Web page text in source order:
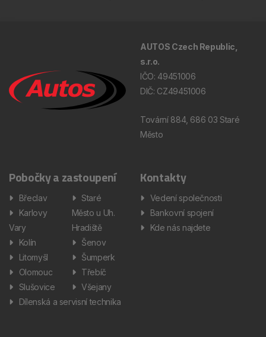
AUTOS Czech Republic,
s.r.o.
IČO: 49451006
DIČ: CZ49451006
Tovární 884, 686 03 Staré
Město
Pobočky a zastoupení
Břeclav
Karlovy
Vary
Kolín
Litomyšl
Olomouc
Slušovice
Staré
Město u Uh.
Hradiště
Šenov
Šumperk
Třebíč
Všejany
Dílenská a servisní technika
Kontakty
Vedení společnosti
Bankovní spojení
Kde nás najdete